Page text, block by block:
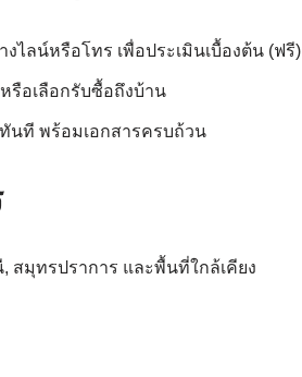
งไลน์หรือโทร เพื่อประเมินเบื้องต้น (ฟรี)
รือเลือกรับซื้อถึงบ้าน
นที พร้อมเอกสารครบถ้วน
สมุทรปราการ และพื้นที่ใกล้เคียง